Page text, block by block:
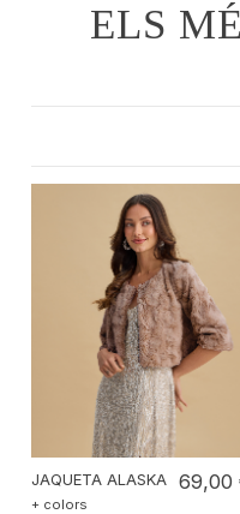
ELS
JAQUETA ALASKA
+ colors
69,00